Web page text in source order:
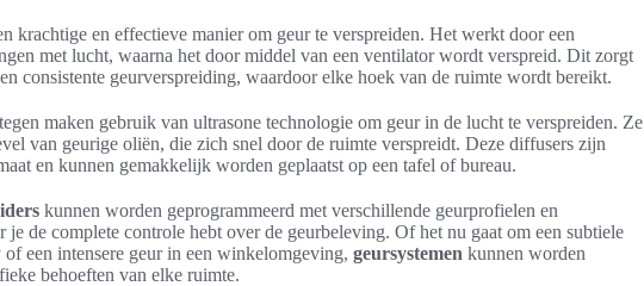
krachtige en effectieve manier om geur te verspreiden. Het werkt door een
met lucht, waarna het door middel van een ventilator wordt verspreid. Dit zorgt
consistente geurverspreiding, waardoor elke hoek van de ruimte wordt bereikt.
maken gebruik van ultrasone technologie om geur in de lucht te verspreiden. Ze
van geurige oliën, die zich snel door de ruimte verspreidt. Deze diffusers zijn
en kunnen gemakkelijk worden geplaatst op een tafel of bureau.
kunnen worden geprogrammeerd met verschillende geurprofielen en
je de complete controle hebt over de geurbeleving. Of het nu gaat om een subtiele
een intensere geur in een winkelomgeving, geursystemen kunnen worden
behoeften van elke ruimte.